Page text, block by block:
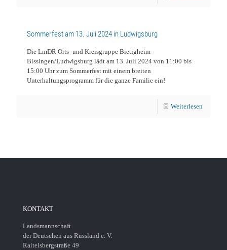
Sommerfest am 13. Juli 2024 in Ludwigsburg
Die LmDR Orts- und Kreisgruppe Bietigheim-
Bissingen/Ludwigsburg lädt am 13. Juli 2024 von 11:00 bis
15:00 Uhr zum Sommerfest mit einem breiten
Unterhaltungsprogramm für die ganze Familie ein!
Weiterlesen
KONTAKT
Landsmannschaft
der Deutschen aus Russland e. V.
Raitelsbergstraße 49